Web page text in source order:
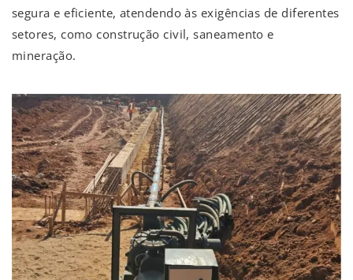
segura e eficiente, atendendo às exigências de diferentes
setores, como construção civil, saneamento e
mineração.